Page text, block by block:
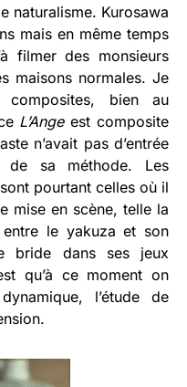
naturalisme. Kurosawa
mais en même temps
filmer des monsieurs
maisons normales. Je
bien au
L’Angeest composite
n’avait pas d’entrée
sa méthode. Les
pourtant celles où il
mise en scène, telle la
le yakuza et son
bride dans ses jeux
qu’à ce moment on
l’étude de